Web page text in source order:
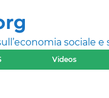
sociale e
Videos